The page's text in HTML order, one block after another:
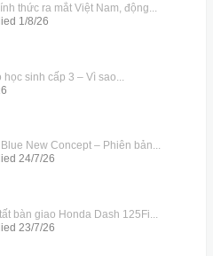
thức ra mắt Việt Nam, động...
1/8/26
sinh cấp 3 – Vì sao...
New Concept – Phiên bản...
24/7/26
bàn giao Honda Dash 125Fi...
23/7/26